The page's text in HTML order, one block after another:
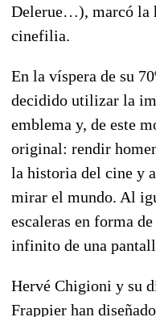
Delerue…), marcó la
cinefilia.
En la víspera de su
decidido utilizar la
emblema y, de este
original: rendir
la historia del cine y
mirar el mundo. Al
escaleras en forma
infinito de una
Hervé Chigioni y su
Frappier han